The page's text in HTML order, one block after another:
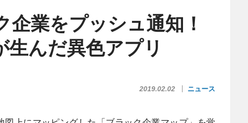
企業をプッシュ通知！
生んだ異色アプリ
2019.02.02 ニュース